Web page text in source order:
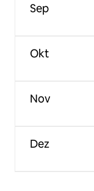
Sep
Okt
Nov
Dez